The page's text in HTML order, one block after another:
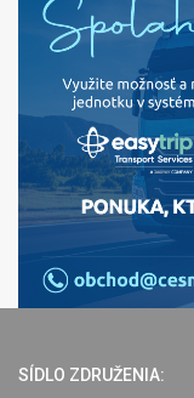
SÍDLO ZDRUŽENIA: